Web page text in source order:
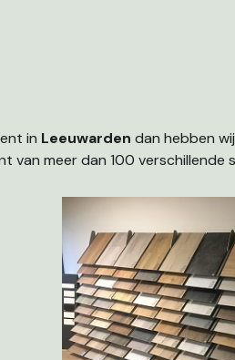
in Leeuwarden dan hebben
van meer dan 100 verschillende